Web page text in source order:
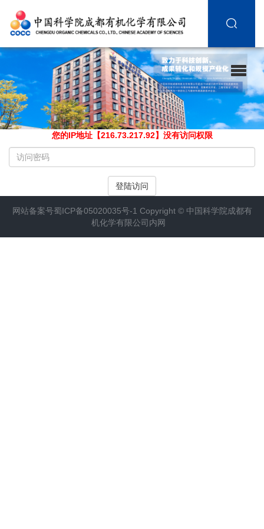
您的IP地址【216.73.217.92】没有访问权限
输
入
访
密
码
登陆访问
网站备案号蜀ICP备05020035号-1 Copyright © 中国科学院成都有
机化学有限公司内网